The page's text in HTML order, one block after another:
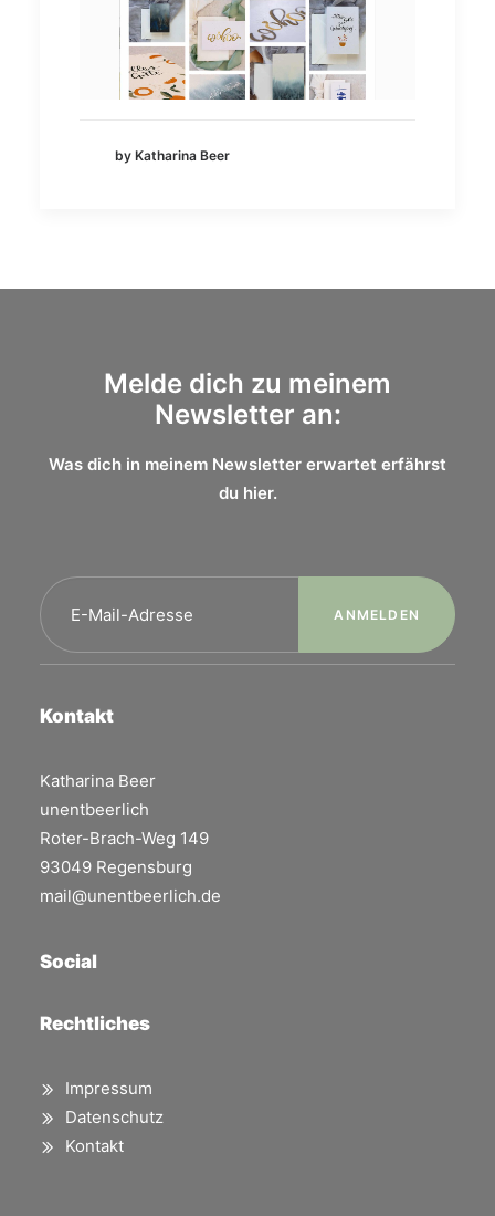
by Katharina Beer
Melde dich zu meinem
Newsletter an:
Was dich in meinem Newsletter erwartet erfährst
du hier.
Kontakt
Katharina Beer
unentbeerlich
Roter-Brach-Weg 149
93049 Regensburg
mail@unentbeerlich.de
Social
Rechtliches
Impressum
Datenschutz
Kontakt